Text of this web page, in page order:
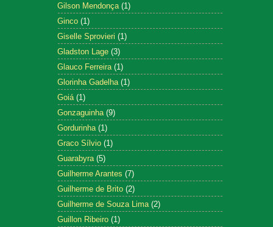
Gilson Mendonça (1)
Ginco (1)
Giselle Sprovieri (1)
Gladston Lage (3)
Glauco Ferreira (1)
Glorinha Gadelha (1)
Goiá (1)
Gonzaguinha (9)
Gordurinha (1)
Graco Sílvio (1)
Guarabyra (5)
Guilherme Arantes (7)
Guilherme de Brito (2)
Guilherme de Souza Lima (2)
Guillon Ribeiro (1)